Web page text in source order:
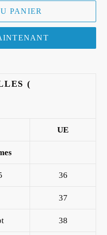
PANIER
(
UE
36
37
38